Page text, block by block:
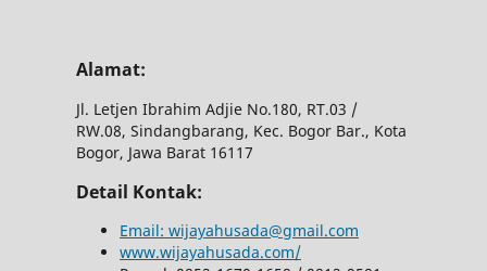
Alamat:
Jl. Letjen Ibrahim Adjie No.180, RT.03 /
RW.08, Sindangbarang, Kec. Bogor Bar., Kota
Bogor, Jawa Barat 16117
Detail Kontak:
Email: wijayahusada@gmail.com
www.wijayahusada.com/